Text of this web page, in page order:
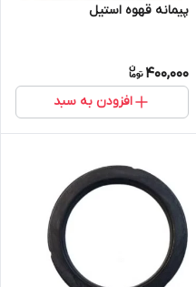
پیمانه قهوه استیل
400,000
افزودن به سبد